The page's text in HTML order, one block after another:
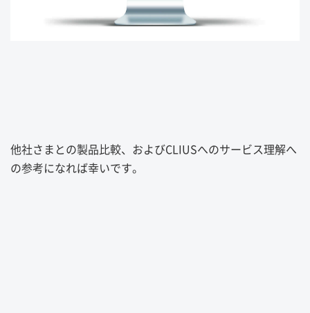
他社さまとの製品比較、およびCLIUSへのサービス理解へ
の参考になれば幸いです。